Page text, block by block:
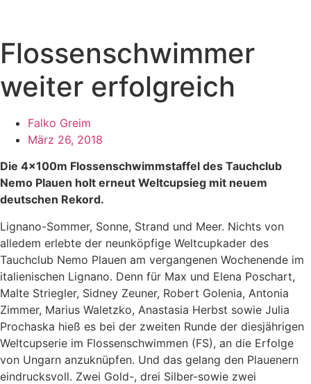
wechseln
Flossenschwimmer
weiter erfolgreich
Falko Greim
März 26, 2018
Die 4x100m Flossenschwimmstaffel des Tauchclub
Nemo Plauen holt erneut Weltcupsieg mit neuem
deutschen Rekord.
Lignano-Sommer, Sonne, Strand und Meer. Nichts von
alledem erlebte der neunköpfige Weltcupkader des
Tauchclub Nemo Plauen am vergangenen Wochenende im
italienischen Lignano. Denn für Max und Elena Poschart,
Malte Striegler, Sidney Zeuner, Robert Golenia, Antonia
Zimmer, Marius Waletzko, Anastasia Herbst sowie Julia
Prochaska hieß es bei der zweiten Runde der diesjährigen
Weltcupserie im Flossenschwimmen (FS), an die Erfolge
von Ungarn anzuknüpfen. Und das gelang den Plauenern
eindrucksvoll. Zwei Gold-, drei Silber-sowie zwei